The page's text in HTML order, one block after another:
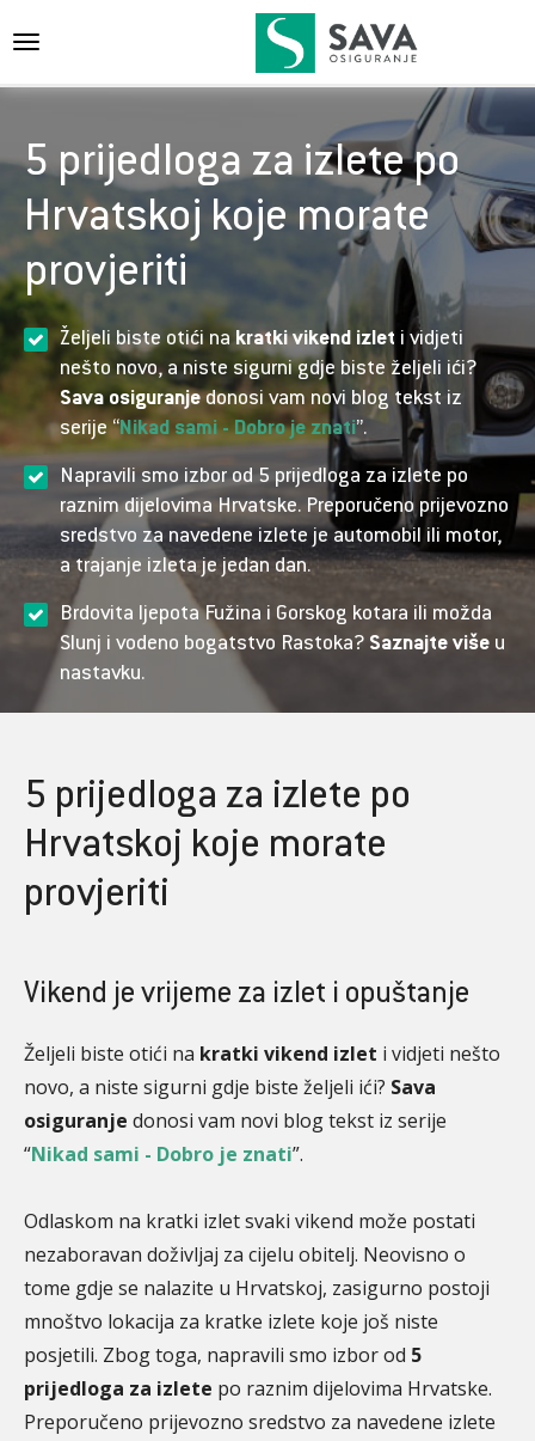
{{navigation}}
5 prijedloga za izlete po
Hrvatskoj koje morate
provjeriti
Željeli biste otići na kratki vikend izlet i vidjeti
nešto novo, a niste sigurni gdje biste željeli ići?
Sava osiguranjedonosi vam novi blog tekst iz
serije “Nikad sami - Dobro je znati”.
Napravili smo izbor od 5 prijedloga za izlete po
raznim dijelovima Hrvatske. Preporučeno prijevozno
sredstvo za navedene izlete je automobil ili motor,
a trajanje izleta je jedan dan.
Brdovita ljepota Fužina i Gorskog kotara ili možda
Slunj i vodeno bogatstvo Rastoka? Saznajte više u
nastavku.
5 prijedloga za izlete po
Hrvatskoj koje morate
provjeriti
Vikend je vrijeme za izlet i opuštanje
Željeli biste otići na kratki vikend izlet i vidjeti nešto
novo, a niste sigurni gdje biste željeli ići? Sava
osiguranje donosi vam novi blog tekst iz serije
“Nikad sami - Dobro je znati”.
Odlaskom na kratki izlet svaki vikend može postati
nezaboravan doživljaj za cijelu obitelj. Neovisno o
tome gdje se nalazite u Hrvatskoj, zasigurno postoji
mnoštvo lokacija za kratke izlete koje još niste
posjetili. Zbog toga, napravili smo izbor od 5
prijedloga za izlete po raznim dijelovima Hrvatske.
Preporučeno prijevozno sredstvo za navedene izlete